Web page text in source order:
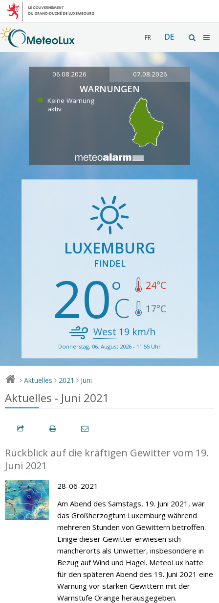
FR DE
06.08.2026 07.08.2026
WARNUNGEN
Keine Warnung
aktiv
LUXEMBURG
FINDEL
20 24°C
17°C
West 19 km/h
Donnerstag, 06. August 2026 - 11:55 Uhr
> Aktuelles > 2021 > Juni
Aktuelles - Juni 2021
Rückblick auf die kräftigen Gewitter vom 19.
Juni 2021
28-06-2021
Am Abend des Samstags, 19. Juni 2021, war
das Großherzogtum Luxemburg während
mehreren Stunden von Gewittern betroffen.
Einige dieser Gewitter erwiesen sich
mancherorts als Unwetter, insbesondere in
Bezug auf Wind und Hagel. MeteoLux hatte
für den späteren Abend des 19. Juni 2021 eine
Warnung vor starken Gewittern mit der
Warnstufe Orange herausgegeben.